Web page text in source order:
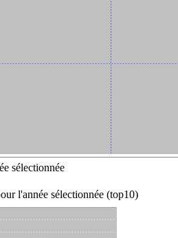
sélectionnée
l'année sélectionnée (top10)